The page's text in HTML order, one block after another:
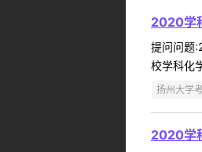
2020学
提问问题
校学科化
扬州大学
2020学